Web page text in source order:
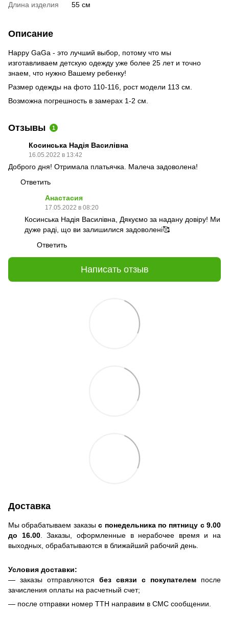
Длина изделия 55 см
Описание
Happy GaGa - это лучший выбор, потому что мы
изготавливаем детскую одежду уже более 25 лет и точно
знаем, что нужно Вашему ребенку!
Размер одежды на фото 110-116, рост модели 113 см.
Возможна погрешность в замерах 1-2 см.
Отзывы 1
Косинська Надія Василівна
16.05.2022 в 13:42
Доброго дня! Отримала платьячка. Малеча задоволена!
Ответить
Анастасия
17.05.2022 в 08:20
Косинська Надія Василівна, Дякуємо за надану довіру! Ми
дуже раді, що ви залишилися задоволені🥰
Ответить
Написать отзыв
Доставка
Мы обрабатываем заказыс понедельника по пятницу с 9.00
до 16.00. Заказы, оформленные в нерабочее время и на
выходных, обрабатываются в ближайший рабочий день.
Условия доставки:
— заказы отправляются без связи с покупателем после
зачисления оплаты на расчетный счет;
— после отправки номер ТТН направим в СМС сообщении.